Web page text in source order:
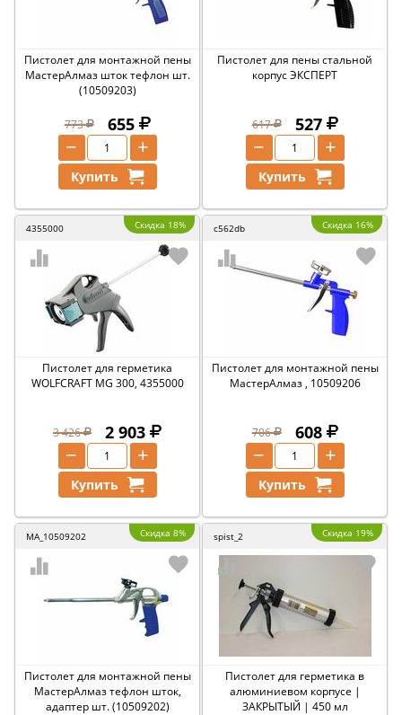
Пистолет для монтажной пены
МастерАлмаз шток тефлон шт.
(10509203)
773 655
+
−
Купить
Пистолет для пены стальной
корпус ЭКСПЕРТ
617 527
+
−
Купить
4355000 Скидка 18%
Пистолет для герметика
WOLFCRAFT MG 300, 4355000
3 426 2 903
+
−
Купить
c562db Скидка 16%
Пистолет для монтажной пены
МастерАлмаз , 10509206
706 608
+
−
Купить
MA_10509202 Скидка 8%
Пистолет для монтажной пены
МастерАлмаз тефлон шток,
адаптер шт. (10509202)
spist_2 Скидка 19%
Пистолет для герметика в
алюминиевом корпусе |
ЗАКРЫТЫЙ | 450 мл